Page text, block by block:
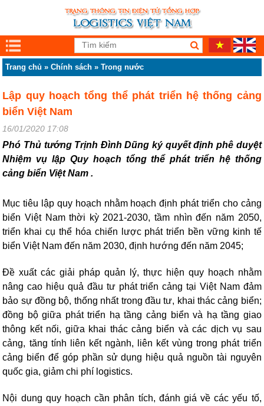
Trang chủ »Chính sách »Trong nước
Lập quy hoạch tổng thể phát triển hệ thống cảng
biển Việt Nam
16/01/2020 17:08
Phó Thủ tướng Trịnh Đình Dũng ký quyết định phê duyệt
Nhiệm vụ lập Quy hoạch tổng thể phát triển hệ thống
cảng biển Việt Nam .
Mục tiêu lập quy hoạch nhằm hoạch định phát triển cho cảng
biển Việt Nam thời kỳ 2021-2030, tầm nhìn đến năm 2050,
triển khai cụ thể hóa chiến lược phát triển bền vững kinh tế
biển Việt Nam đến năm 2030, định hướng đến năm 2045;
Đề xuất các giải pháp quản lý, thực hiện quy hoạch nhằm
nâng cao hiệu quả đầu tư phát triển cảng tại Việt Nam đảm
bảo sự đồng bộ, thống nhất trong đầu tư, khai thác cảng biển;
đồng bộ giữa phát triển hạ tầng cảng biển và hạ tầng giao
thông kết nối, giữa khai thác cảng biển và các dịch vụ sau
cảng, tăng tính liên kết ngành, liên kết vùng trong phát triển
cảng biển để góp phần sử dụng hiệu quả nguồn tài nguyên
quốc gia, giảm chi phí logistics.
Nội dung quy hoạch cần phân tích, đánh giá về các yếu tố,